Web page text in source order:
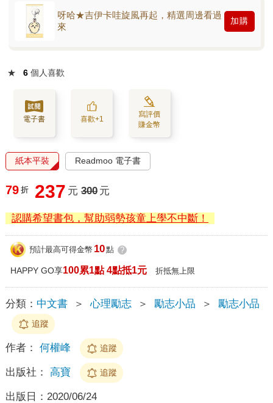
呀哈★吉伊卡哇旋風再起，精選周邊看過
來
加購
★ 6 個人喜歡
電子書 喜歡+1
寫評價
賺金幣
紙本平裝 Readmoo 電子書
79 折 237 元 300 元
認購希望書包，幫助弱勢孩童上學不中斷！
預計最高可得金幣 10點 ?
HAPPY GO享100累1點 4點抵1元 折抵無上限
分類： 中文書 ＞ 心理勵志 ＞ 勵志小品 ＞ 勵志小品
追蹤
作者： 何權峰 追蹤
出版社： 高寶 追蹤
出版日： 2020/06/24